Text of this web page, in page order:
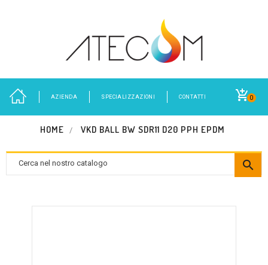
0
AZIENDA SPECIALIZZAZIONI CONTATTI
HOME VKD BALL BW SDR11 D20 PPH EPDM
